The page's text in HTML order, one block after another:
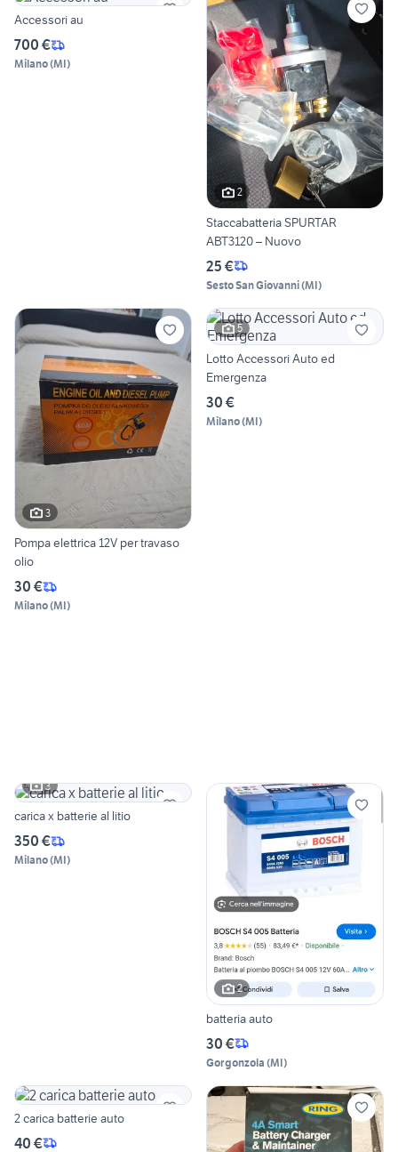
Accessori au
700 €
Milano(MI)
2
Staccabatteria SPURTAR
ABT3120 – Nuovo
25 €
Sesto San Giovanni(MI)
3
Pompa elettrica 12V per travaso
olio
30 €
Milano(MI)
5
Lotto Accessori Auto ed
Emergenza
30 €
Milano(MI)
3
carica x batterie al litio
350 €
Milano(MI)
2
batteria auto
30 €
Gorgonzola (MI)
2 carica batterie auto
40 €